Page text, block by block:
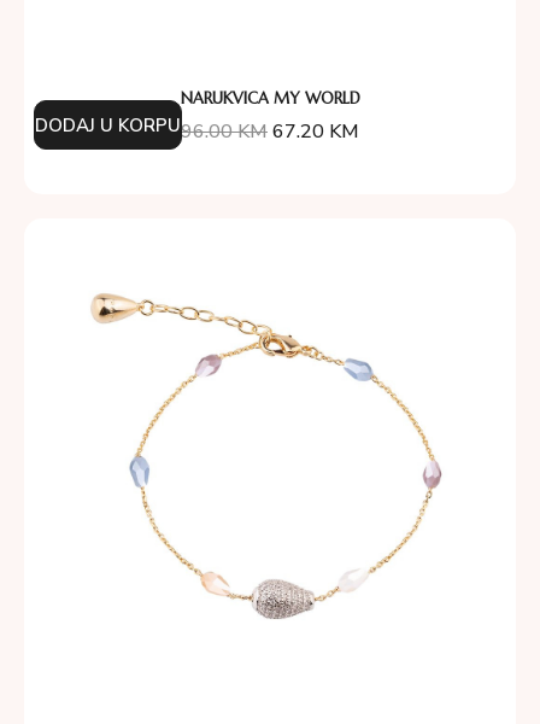
NARUKVICA MY WORLD
96.00KM67.20 KM
DODAJ U KORPU